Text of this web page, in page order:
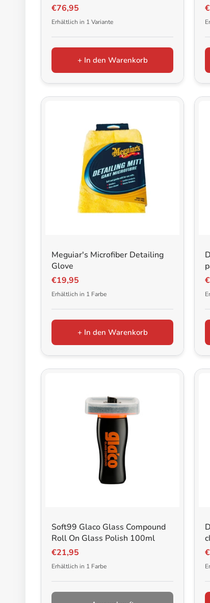
€76,95
Erhältlich in 1 Variante
+ In den Warenkorb
Meguiar's Microfiber Detailing
Glove
€19,95
Erhältlich in 1 Farbe
+ In den Warenkorb
Soft99 Glaco Glass Compound
Roll On Glass Polish 100ml
€21,95
Erhältlich in 1 Farbe
Popular
21CARS Aktivschaum Reiniger
€21,95
Add to cart
21CARS Autoshampoo
21CARS Felgenreiniger
€22,95